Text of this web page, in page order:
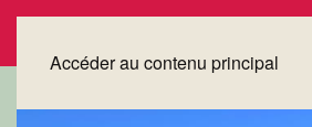
Accéder au contenu principal